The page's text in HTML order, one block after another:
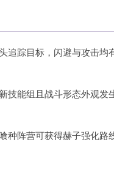
追踪目标，闪避与攻击
技能组且战斗形态外观
种阵营可获得赫子强化